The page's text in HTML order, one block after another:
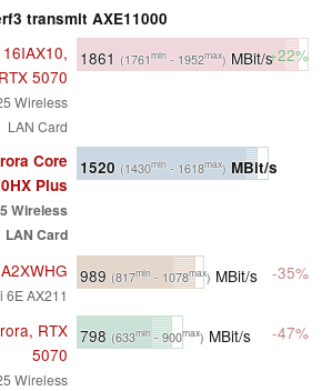
transmit AXE11000
RTX 5070
Wireless
LAN Card
1861 (1761min - 1952max) MBit/s+22%
Core
Plus
Wireless
LAN Card
1520 (1430min - 1618max) MBit/s
6E AX211
989 (817min - 1078max) MBit/s -35%
RTX
5070
Wireless
798 (633min- 900max) MBit/s -47%